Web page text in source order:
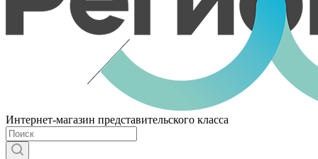
Интернет-магазин представительского класса